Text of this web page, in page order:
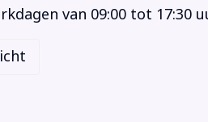
van 09:00 tot 17:30